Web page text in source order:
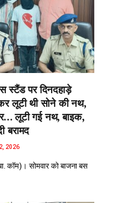
स्टैंड पर दिनदहाड़े
लूटी थी सोने की नथ,
लूटी गई नथ, बाइक,
बरामद
2026
कॉम)। सोमवार को बाजना बस